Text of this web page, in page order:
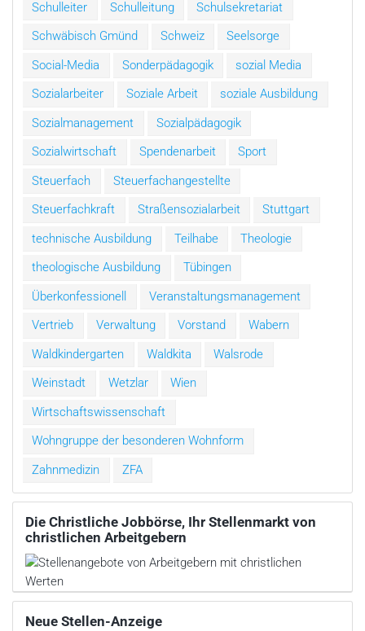
Schulleiter
Schulleitung
Schulsekretariat
Schwäbisch Gmünd
Schweiz
Seelsorge
Social-Media
Sonderpädagogik
sozial Media
Sozialarbeiter
Soziale Arbeit
soziale Ausbildung
Sozialmanagement
Sozialpädagogik
Sozialwirtschaft
Spendenarbeit
Sport
Steuerfach
Steuerfachangestellte
Steuerfachkraft
Straßensozialarbeit
Stuttgart
technische Ausbildung
Teilhabe
Theologie
theologische Ausbildung
Tübingen
Überkonfessionell
Veranstaltungsmanagement
Vertrieb
Verwaltung Vorstand
Wabern
Waldkindergarten
Waldkita
Walsrode
Weinstadt
Wetzlar
Wien
Wirtschaftswissenschaft
Wohngruppe der besonderen Wohnform
Zahnmedizin
ZFA
Die Christliche Jobbörse, Ihr Stellenmarkt von
christlichen Arbeitgebern
Neue Stellen-Anzeige